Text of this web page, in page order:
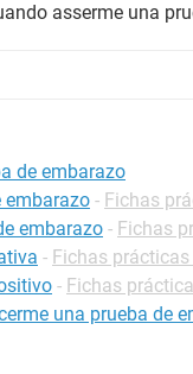
asserme una
de embarazo
embarazo - Fichas
embarazo - Fichas
- Fichas prácticas
- Fichas
una prueba de